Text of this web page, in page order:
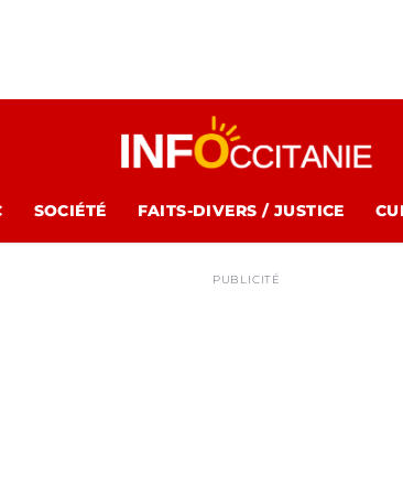
SOCIÉTÉ FAITS-DIVERS / JUSTICE
PUBLICITÉ